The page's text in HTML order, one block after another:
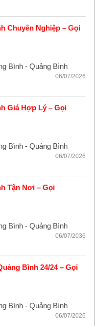
Chuyên Nghiệp – Gọi
Bình - Quảng Bình
06/07/2026
Giá Hợp Lý – Gọi
Bình - Quảng Bình
06/07/2026
Tận Nơi – Gọi
Bình - Quảng Bình
06/07/2036
Bình 24/24 – Gọi
Bình - Quảng Bình
06/07/2026